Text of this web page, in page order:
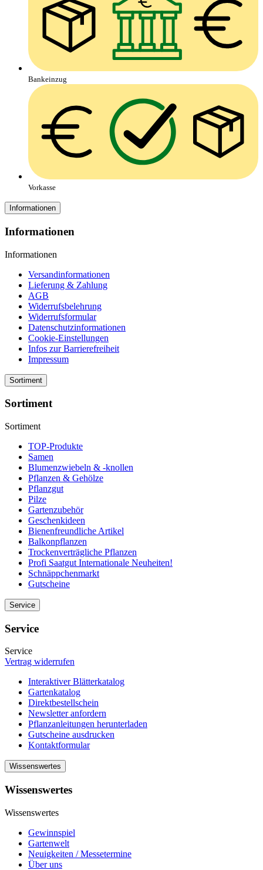
Bankeinzug
Vorkasse
Informationen
Informationen
Informationen
Versandinformationen
Lieferung & Zahlung
AGB
Widerrufsbelehrung
Widerrufsformular
Datenschutzinformationen
Cookie-Einstellungen
Infos zur Barrierefreiheit
Impressum
Sortiment
Sortiment
Sortiment
TOP-Produkte
Samen
Blumenzwiebeln & -knollen
Pflanzen & Gehölze
Pflanzgut
Pilze
Gartenzubehör
Geschenkideen
Bienenfreundliche Artikel
Balkonpflanzen
Trockenverträgliche Pflanzen
Profi Saatgut Internationale Neuheiten!
Schnäppchenmarkt
Gutscheine
Service
Service
Service
Vertrag widerrufen
Interaktiver Blätterkatalog
Gartenkatalog
Direktbestellschein
Newsletter anfordern
Pflanzanleitungen herunterladen
Gutscheine ausdrucken
Kontaktformular
Wissenswertes
Wissenswertes
Wissenswertes
Gewinnspiel
Gartenwelt
Neuigkeiten / Messetermine
Über uns